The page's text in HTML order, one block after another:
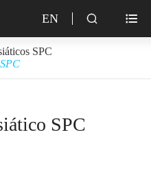
EN  
SPC
SPC